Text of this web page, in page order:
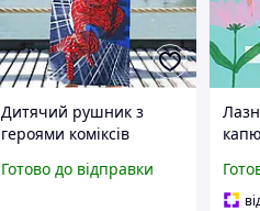
Дитячий рушник з
героями коміксів
дітей банний рушник
Готово до відправки
для